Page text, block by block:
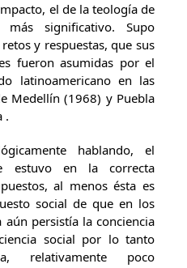
el de la teología de
significativo. Supo
y respuestas, que sus
fueron asumidas por el
latinoamericano en las
Medellín (1968) y Puebla
.
hablando, el
estuvo en la correcta
al menos ésta es
social de que en los
persistía la conciencia
social por lo tanto
relativamente poco